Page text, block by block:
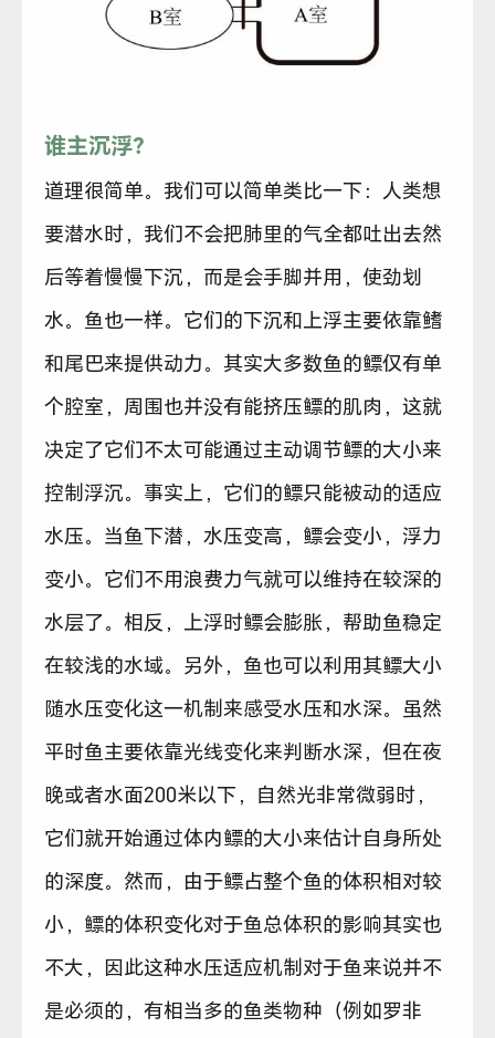
谁主沉浮？
道理很简单。我们可以简单类比一下：人类想
要潜水时，我们不会把肺里的气全都吐出去然
后等着慢慢下沉，而是会手脚并用，使劲划
水。鱼也一样。它们的下沉和上浮主要依靠鳍
和尾巴来提供动力。其实大多数鱼的鳔仅有单
个腔室，周围也并没有能挤压鳔的肌肉，这就
决定了它们不太可能通过主动调节鳔的大小来
控制浮沉。事实上，它们的鳔只能被动的适应
水压。当鱼下潜，水压变高，鳔会变小，浮力
变小。它们不用浪费力气就可以维持在较深的
水层了。相反，上浮时鳔会膨胀，帮助鱼稳定
在较浅的水域。另外，鱼也可以利用其鳔大小
随水压变化这一机制来感受水压和水深。虽然
平时鱼主要依靠光线变化来判断水深，但在夜
晚或者水面200米以下，自然光非常微弱时，
它们就开始通过体内鳔的大小来估计自身所处
的深度。然而，由于鳔占整个鱼的体积相对较
小，鳔的体积变化对于鱼总体积的影响其实也
不大，因此这种水压适应机制对于鱼来说并不
是必须的，有相当多的鱼类物种（例如罗非